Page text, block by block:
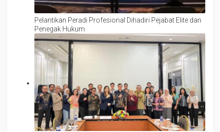
Pelantikan Peradi Profesional Dihadiri Pejabat Elite dan
Penegak Hukum